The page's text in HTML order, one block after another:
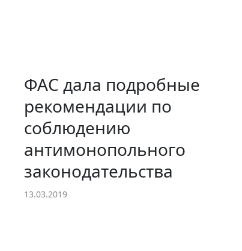
ФАС дала подробные
рекомендации по
соблюдению
антимонопольного
законодательства
13.03.2019